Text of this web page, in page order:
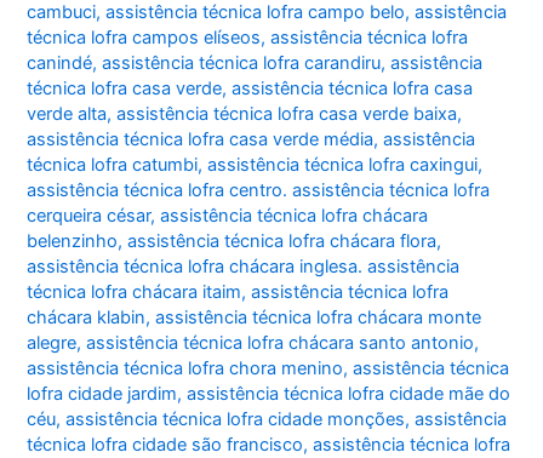
cambuci,assistência técnica lofra campo belo,assistência
técnica lofra campos elíseos,assistência técnica lofra
canindé,assistência técnica lofra carandiru,assistência
técnica lofra casa verde,assistência técnica lofra casa
verde alta,assistência técnica lofra casa verde baixa,
assistência técnica lofra casa verde média,assistência
técnica lofra catumbi,assistência técnica lofra caxingui,
assistência técnica lofra centro. assistência técnica lofra
cerqueira césar,assistência técnica lofra chácara
belenzinho,assistência técnica lofra chácara flora,
assistência técnica lofra chácara inglesa. assistência
técnica lofra chácara itaim,assistência técnica lofra
chácara klabin,assistência técnica lofra chácara monte
alegre,assistência técnica lofra chácara santo antonio,
assistência técnica lofra chora menino,assistência técnica
lofra cidade jardim,assistência técnica lofra cidade mãe do
céu,assistência técnica lofra cidade monções,assistência
técnica lofra cidade são francisco,assistência técnica lofra